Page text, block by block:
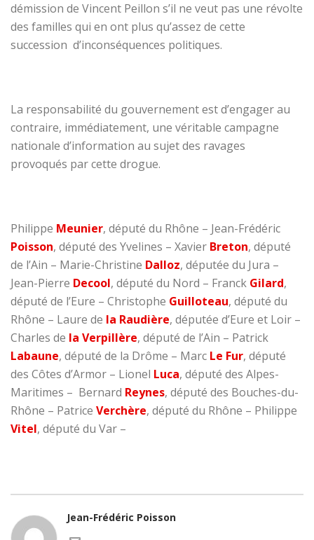
démission de Vincent Peillon s’il ne veut pas une révolte
des familles qui en ont plus qu’assez de cette
succession d’inconséquences politiques.
La responsabilité du gouvernement est d’engager au
contraire, immédiatement, une véritable campagne
nationale d’information au sujet des ravages
provoqués par cette drogue.
Philippe Meunier, député du Rhône – Jean-Frédéric
Poisson, député des Yvelines – Xavier Breton, député
de l’Ain – Marie-Christine Dalloz, députée du Jura –
Jean-Pierre Decool, député du Nord – Franck Gilard,
député de l’Eure – Christophe Guilloteau, député du
Rhône – Laure de la Raudière, députée d’Eure et Loir –
Charles de la Verpillère, député de l’Ain – Patrick
Labaune, député de la Drôme – Marc Le Fur, député
des Côtes d’Armor – Lionel Luca, député des Alpes-
Maritimes – Bernard Reynes, député des Bouches-du-
Rhône – Patrice Verchère, député du Rhône – Philippe
Vitel, député du Var –
Jean-Frédéric Poisson